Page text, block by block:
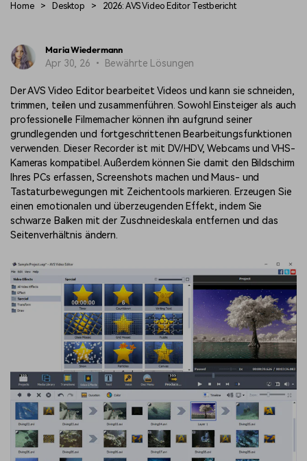
erweitern Sie Ihre
Videobearbeitungs-
können
Creator
Monetarisierungs-
Programm
Monetarisieren Sie
Ihren Einfluss mit Filmora
Freunde-werben-
Programm
An Freunde empfehlen,
Blog
Unsere Mission, Geschichte
Kunden-Geschichten
Erfahren Sie, wie unsere
Kunden Erfolg haben
Affiliate-Programm
Schalten Sie Partnerschaften
auf Unternehmensebene frei
Home > Desktop > 2026: AVS Video Editor Testbericht
Maria Wiedermann
Apr 30, 26 • Bewährte Lösungen
Der AVS Video Editor bearbeitet Videos und kann sie schneiden,
trimmen, teilen und zusammenführen. Sowohl Einsteiger als auch
professionelle Filmemacher können ihn aufgrund seiner
grundlegenden und fortgeschrittenen Bearbeitungsfunktionen
verwenden. Dieser Recorder ist mit DV/HDV, Webcams und VHS-
Kameras kompatibel. Außerdem können Sie damit den Bildschirm
Ihres PCs erfassen, Screenshots machen und Maus- und
Tastaturbewegungen mit Zeichentools markieren. Erzeugen Sie
einen emotionalen und überzeugenden Effekt, indem Sie
schwarze Balken mit der Zuschneideskala entfernen und das
Seitenverhältnis ändern.